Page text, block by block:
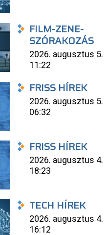
FILM-ZENE-
SZÓRAKOZÁS
2026. augusztus 5.
11:22
FRISS HÍREK
2026. augusztus 5.
06:32
FRISS HÍREK
2026. augusztus 4.
18:23
TECH HÍREK
2026. augusztus 4.
16:12